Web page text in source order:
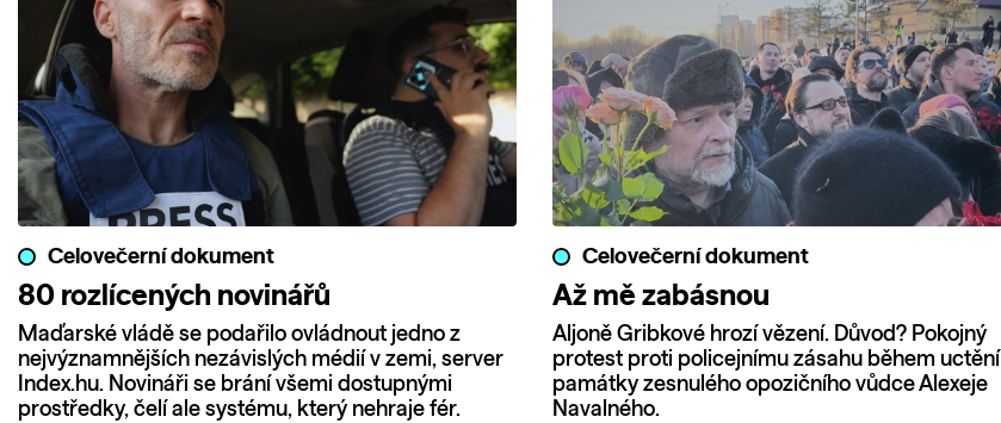
Celovečerní dokument
80 rozlícených novinářů
Maďarské vládě se podařilo ovládnout jedno z
nejvýznamnějších nezávislých médií v zemi, server
Index.hu. Novináři se brání všemi dostupnými
prostředky, čelí ale systému, který nehraje fér.
Celovečerní dokument
Až mě zabásnou
Aljoně Gribkové hrozí vězení. Důvod? Pokojný
protest proti policejnímu zásahu během uctění
památky zesnulého opozičního vůdce Alexeje
Navalného.